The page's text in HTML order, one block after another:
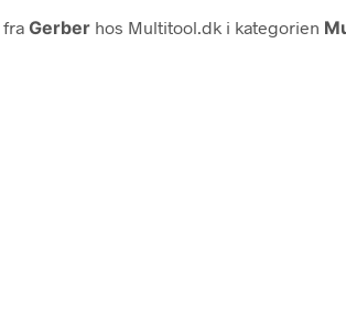
fra Gerber hos Multitool.dk i kategorien